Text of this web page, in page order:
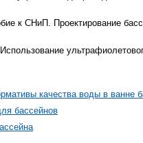
к СНиП. Проектирование
качества воды в ванне
бассейнов